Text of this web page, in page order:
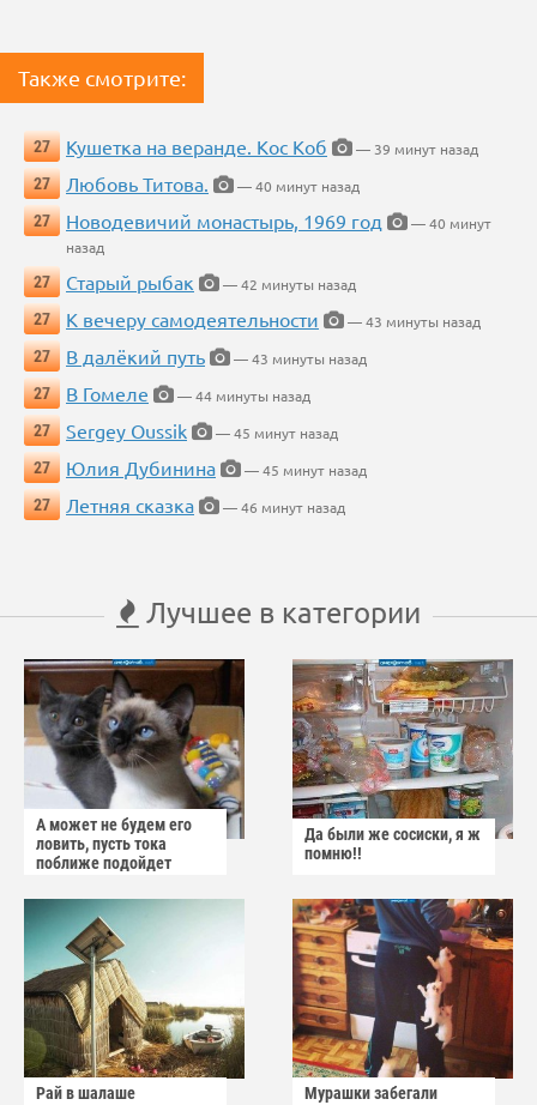
Также смотрите:
27 Кушетка на веранде. Кос Коб
— 39 минут назад
27
Любовь Титова.
— 40 минут назад
27
Новодевичий монастырь, 1969 год
— 40 минут
назад
27
Старый рыбак
— 42 минуты назад
27
К вечеру самодеятельности
— 43 минуты назад
27
В далёкий путь
— 43 минуты назад
27
В Гомеле
— 44 минуты назад
27
Sergey Oussik
— 45 минут назад
27
Юлия Дубинина
— 45 минут назад
27
Летняя сказка — 46 минут назад
Лучшее в категории
А может не будем его
ловить, пусть тока
поближе подойдет
Да были же сосиски, я ж
помню!!
Рай в шалаше Мурашки забегали